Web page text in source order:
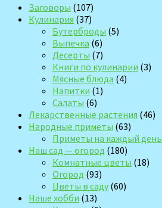
Заговоры (107)
Кулинария (37)
Бутерброды (5)
Выпечка (6)
Десерты (7)
Книги по кулинарии (3)
Мясные блюда (4)
Напитки (1)
Салаты (6)
Лекарственные растения (46)
Народные приметы (63)
Приметы на каждый день
Наш сад — огород (180)
Комнатные цветы (18)
Огород (93)
Цветы в саду (60)
Наше хобби (13)